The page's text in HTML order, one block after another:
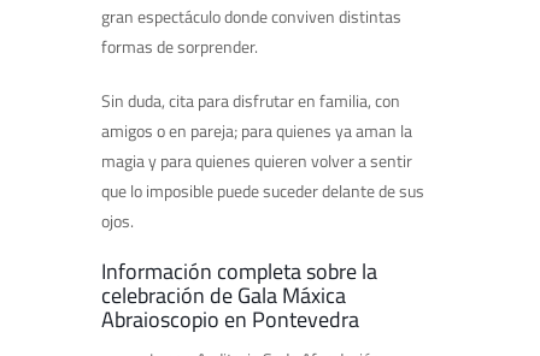
gran espectáculo donde conviven distintas
formas de sorprender.
Sin duda, cita para disfrutar en familia, con
amigos o en pareja; para quienes ya aman la
magia y para quienes quieren volver a sentir
que lo imposible puede suceder delante de sus
ojos.
Información completa sobre la
celebración de Gala Máxica
Abraioscopio en Pontevedra